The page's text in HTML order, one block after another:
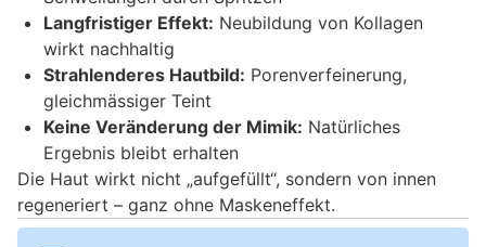
Langfristiger Effekt: Neubildung von Kollagen
wirkt nachhaltig
Strahlenderes Hautbild: Porenverfeinerung,
gleichmässiger Teint
Keine Veränderung der Mimik: Natürliches
Ergebnis bleibt erhalten
Die Haut wirkt nicht „aufgefüllt“, sondern von innen
regeneriert – ganz ohne Maskeneffekt.